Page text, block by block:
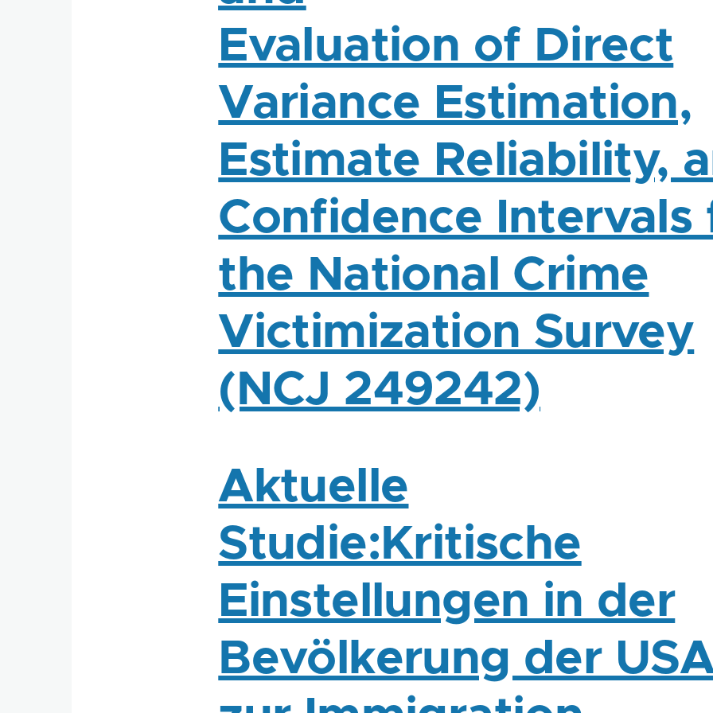
Evaluation of Direct
Variance Estimation,
Estimate Reliability,
Confidence Intervals
the National Crime
Victimization Survey
(NCJ 249242)
Aktuelle
Studie:Kritische
Einstellungen in der
Bevölkerung der